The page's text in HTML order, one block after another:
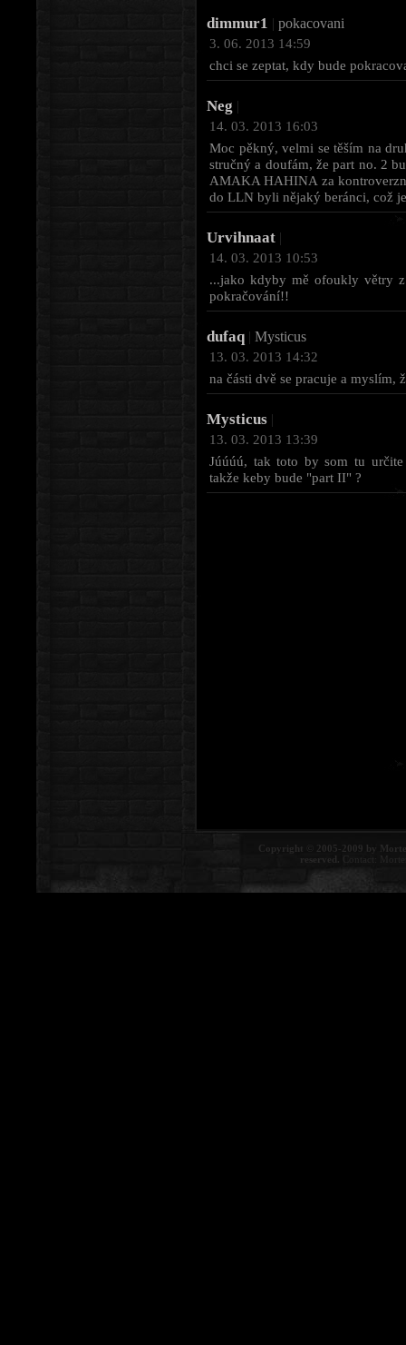
dimmur1 | pokacovani
3. 06. 2013 14:59
chci se zeptat, kdy bude
Neg |
14. 03. 2013 16:03
Moc pěkný, velmi se těším na
stručný a doufám, že part no. 2
AMAKA HAHINA za
do LLN byli nějaký beránci, což
Urvihnaat |
14. 03. 2013 10:53
...jako kdyby mě ofoukly větry
pokračování!!
dufaq | Mysticus
13. 03. 2013 14:32
na části dvě se pracuje a myslím,
Mysticus |
13. 03. 2013 13:39
Júúúú, tak toto by som tu
takže keby bude "part II" ?
Copyright © 2005-2009 by
reserved. Contact: